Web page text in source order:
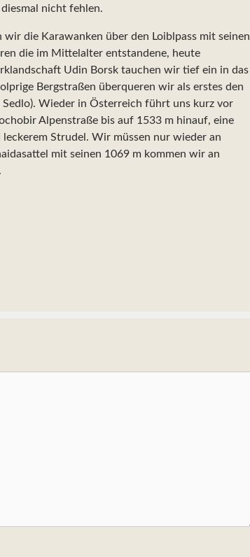
nicht fehlen.
die Karawanken über den Loiblpass mit seinen
die im Mittelalter entstandene, heute
Udin Borsk tauchen wir tief ein in das
Bergstraßen überqueren wir als erstes den
Wieder in Österreich führt uns kurz vor
Alpenstraße bis auf 1533 m hinauf, eine
Strudel. Wir müssen nur wieder an
mit seinen 1069 m kommen wir an